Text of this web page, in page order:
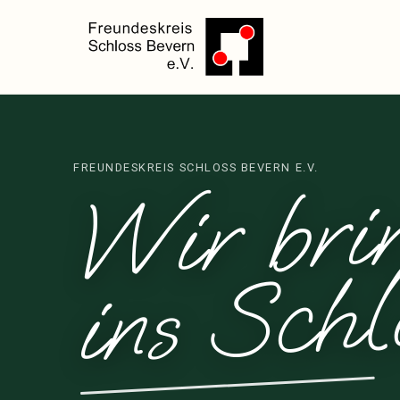
FREUNDESKREIS SCHLOSS BEVERN E.V.
Wir